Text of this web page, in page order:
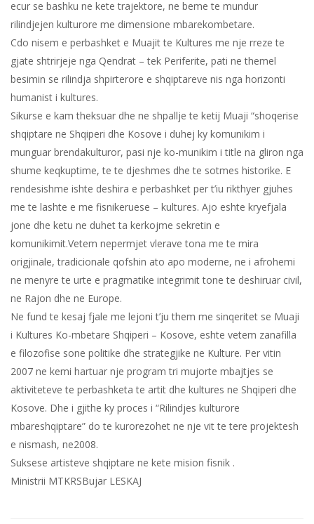
ecur se bashku ne kete trajektore, ne beme te mundur
rilindjejen kulturore me dimensione mbarekombetare.
Cdo nisem e perbashket e Muajit te Kultures me nje rreze te
gjate shtrirjeje nga Qendrat – tek Periferite, pati ne themel
besimin se rilindja shpirterore e shqiptareve nis nga horizonti
humanist i kultures.
Sikurse e kam theksuar dhe ne shpallje te ketij Muaji “shoqerise
shqiptare ne Shqiperi dhe Kosove i duhej ky komunikim i
munguar brendakulturor, pasi nje ko-munikim i title na gliron nga
shume keqkuptime, te te djeshmes dhe te sotmes historike. E
rendesishme ishte deshira e perbashket per t’iu rikthyer gjuhes
me te lashte e me fisnikeruese – kultures. Ajo eshte kryefjala
jone dhe ketu ne duhet ta kerkojme sekretin e
komunikimit.Vetem nepermjet vlerave tona me te mira
origjinale, tradicionale qofshin ato apo moderne, ne i afrohemi
ne menyre te urte e pragmatike integrimit tone te deshiruar civil,
ne Rajon dhe ne Europe.
Ne fund te kesaj fjale me lejoni t’ju them me sinqeritet se Muaji
i Kultures Ko-mbetare Shqiperi – Kosove, eshte vetem zanafilla
e filozofise sone politike dhe strategjike ne Kulture. Per vitin
2007 ne kemi hartuar nje program tri mujorte mbajtjes se
aktiviteteve te perbashketa te artit dhe kultures ne Shqiperi dhe
Kosove. Dhe i gjithe ky proces i “Rilindjes kulturore
mbareshqiptare” do te kurorezohet ne nje vit te tere projektesh
e nismash, ne2008.
Suksese artisteve shqiptare ne kete mision fisnik .
Ministrii MTKRSBujar LESKAJ